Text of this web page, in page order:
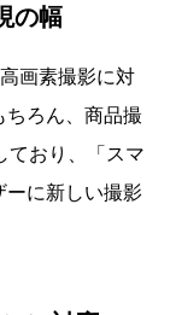
の幅
画素撮影に対
ちろん、商品撮
ており、「スマ
ーに新しい撮影